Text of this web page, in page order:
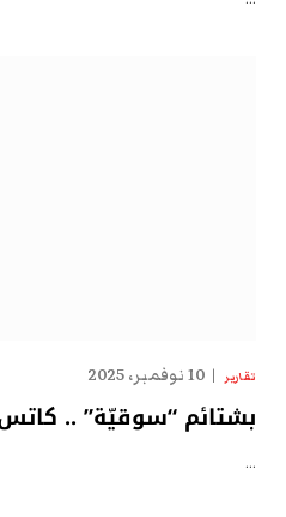
تقارير 10 نوفمبر، 2025
بشتائم “سوقيّة” ..
…